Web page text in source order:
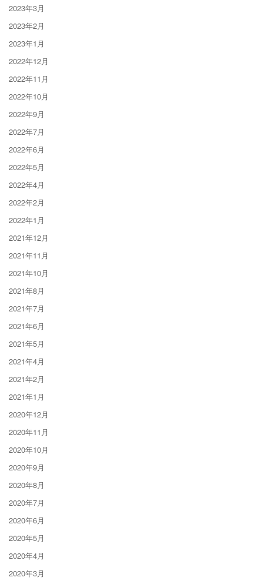
2023年3月
2023年2月
2023年1月
2022年12月
2022年11月
2022年10月
2022年9月
2022年7月
2022年6月
2022年5月
2022年4月
2022年2月
2022年1月
2021年12月
2021年11月
2021年10月
2021年8月
2021年7月
2021年6月
2021年5月
2021年4月
2021年2月
2021年1月
2020年12月
2020年11月
2020年10月
2020年9月
2020年8月
2020年7月
2020年6月
2020年5月
2020年4月
2020年3月